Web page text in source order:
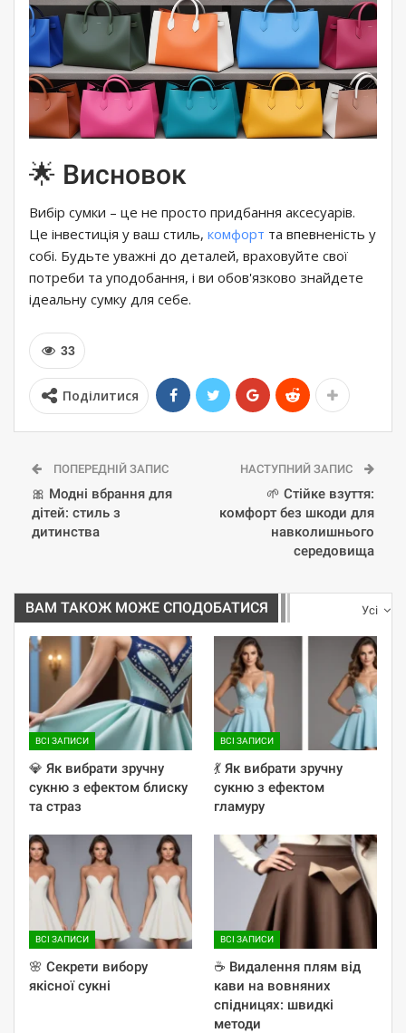
🌟 Висновок
Вибір сумки – це не просто придбання аксесуарів.
Це інвестиція у ваш стиль, комфорт та впевненість у
собі. Будьте уважні до деталей, враховуйте свої
потреби та уподобання, і ви обов'язково знайдете
ідеальну сумку для себе.
33
Поділитися
ПОПЕРЕДНІЙ ЗАПИС
🎀 Модні вбрання для
дітей: стиль з
дитинства
НАСТУПНИЙ ЗАПИС
🌱 Стійке взуття:
комфорт без шкоди для
навколишнього
середовища
Усі
ВАМ ТАКОЖ МОЖЕ СПОДОБАТИСЯ
ВСІ ЗАПИСИ
💎 Як вибрати зручну
сукню з ефектом блиску
та страз
ВСІ ЗАПИСИ
💃 Як вибрати зручну
сукню з ефектом
гламуру
ВСІ ЗАПИСИ
🌸 Секрети вибору
якісної сукні
ВСІ ЗАПИСИ
☕️ Видалення плям від
кави на вовняних
спідницях: швидкі
методи